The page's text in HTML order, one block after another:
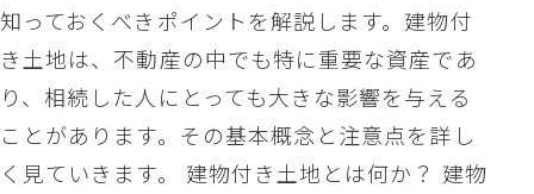
知っておくべきポイントを解説します。建物付
き土地は、不動産の中でも特に重要な資産であ
り、相続した人にとっても大きな影響を与える
ことがあります。その基本概念と注意点を詳し
く見ていきます。 建物付き土地とは何か？ 建物